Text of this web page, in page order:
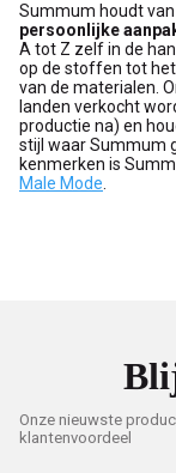
Summum houdt van
persoonlijke
A tot Z zelf in de
op de stoffen tot
van de materialen.
landen verkocht
productie na) en
stijl waar Summum
kenmerken is
Male Mode
Onze nieuwste
klantenvoordeel